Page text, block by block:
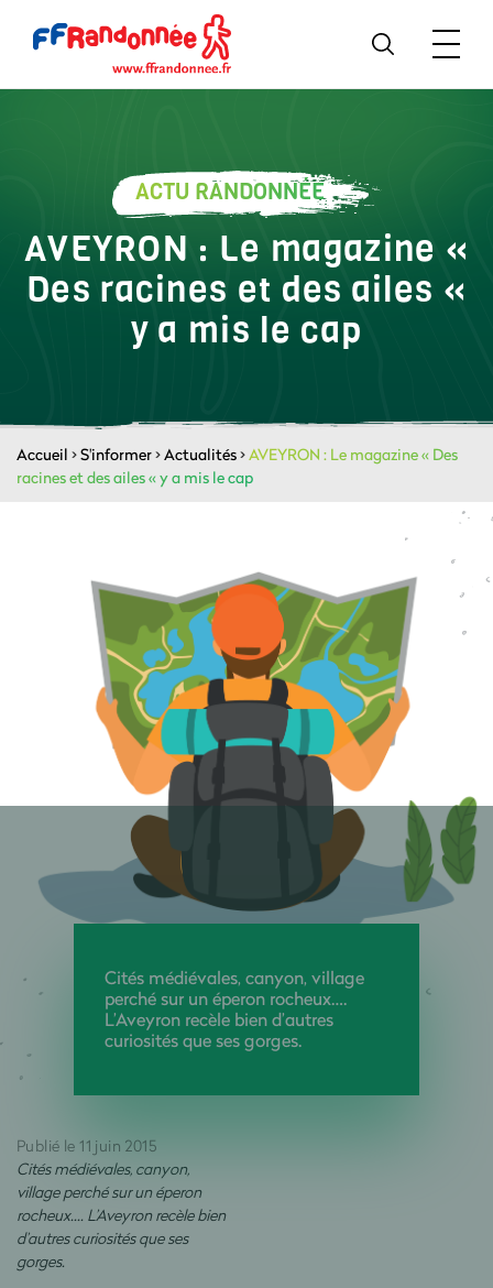
ACTU RANDONNÉE
AVEYRON : Le magazine «
Des racines et des ailes «
y a mis le cap
Accueil >S'informer>Actualités>AVEYRON : Le magazine « Des
racines et des ailes « y a mis le cap
Cités médiévales, canyon, village
perché sur un éperon rocheux….
L’Aveyron recèle bien d’autres
curiosités que ses gorges.
Publié le 11 juin 2015
Cités médiévales, canyon,
village perché sur un éperon
rocheux…. L’Aveyron recèle bien
d’autres curiosités que ses
gorges.